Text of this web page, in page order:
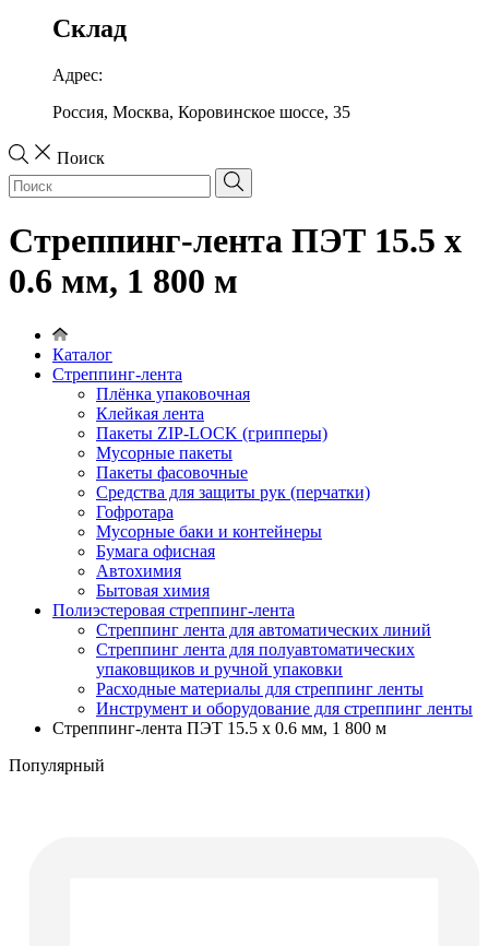
Склад
Адрес:
Россия, Москва, Коровинское шоссе, 35
Поиск
Стреппинг-лента ПЭТ 15.5 х
0.6 мм, 1 800 м
Каталог
Стреппинг-лента
Плёнка упаковочная
Клейкая лента
Пакеты ZIP-LOCK (грипперы)
Мусорные пакеты
Пакеты фасовочные
Средства для защиты рук (перчатки)
Гофротара
Мусорные баки и контейнеры
Бумага офисная
Автохимия
Бытовая химия
Полиэстеровая стреппинг-лента
Стреппинг лента для автоматических линий
Стреппинг лента для полуавтоматических
упаковщиков и ручной упаковки
Расходные материалы для стреппинг ленты
Инструмент и оборудование для стреппинг ленты
Стреппинг-лента ПЭТ 15.5 х 0.6 мм, 1 800 м
Популярный